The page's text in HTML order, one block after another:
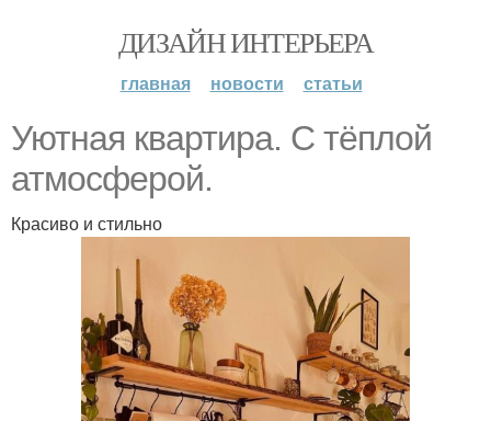
ДИЗАЙН ИНТЕРЬЕРА
главная новости статьи
Уютная квартира. С тёплой
атмосферой.
Красиво и стильно